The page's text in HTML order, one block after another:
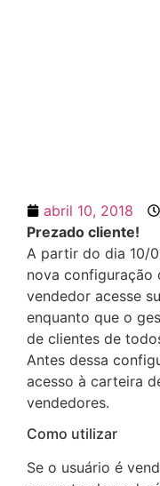
abril 10, 2018
Prezado cliente!
A partir do dia 10/
nova configuração
vendedor acesse
enquanto que o
de clientes de
Antes dessa
acesso à carteira
vendedores.
Como utilizar
Se o usuário é